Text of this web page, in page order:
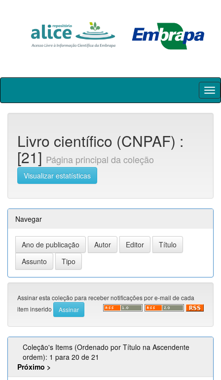
Skip
Livro científico (CNPAF) :
[21] Página principal da coleção
Visualizar estatísticas
Navegar
Assinar esta coleção para receber notificações por e-mail de cada
item inserido
Coleção's Items (Ordenado por Título na Ascendente
ordem): 1 para 20 de 21
Próximo >